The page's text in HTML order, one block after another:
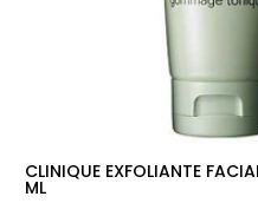
CLINIQUE EXFOLIANTE
ML